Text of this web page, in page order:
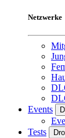
Netzwerke
Events
Tests